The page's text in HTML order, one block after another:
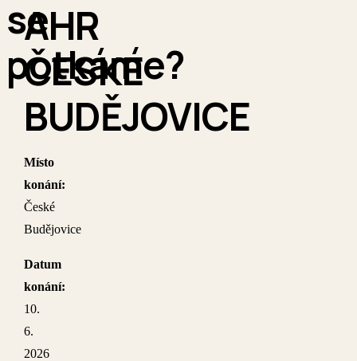
se
potkáme?
AHR
ČESKÉ
BUDĚJOVICE
Místo
konání:
České
Budějovice
Datum
konání:
10.
6.
2026